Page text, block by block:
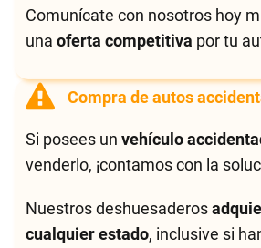
Comunícate con nosotros hoy
unaoferta competitiva por tu
Compra de autos
Si posees unvehículo
venderlo, ¡contamos con la
Nuestros deshuesaderos
cualquier estado, inclusive si